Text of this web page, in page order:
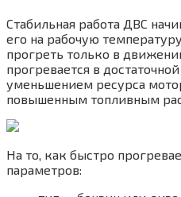
Стабильная работа ДВС
его на рабочую
прогреть только в
прогревается в
уменьшением ресурса
повышенным топливным
На то, как быстро
параметров: